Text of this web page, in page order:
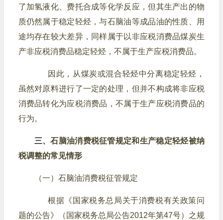
了加氢液化、费托合成等化学反应，但其生产出的物
质仍然属于稳定轻烃，与石脑油等成品油的性质、用
途均存在较大差异，同样属于以非应税消费品煤炭生
产非应税消费品稳定轻烃，不属于生产应税消费品。
因此，从煤炭或混合轻烃中分离稳定轻烃，
虽然对原料进行了一定的处理，但并不构成将非应税
消费品转化为应税消费品，不属于生产应税消费品的
行为。
三、石脑油消费税征管规定和生产稳定轻烃被纳
税调整的常见情形
（一）石脑油消费税征管规定
根据《国家税务总局关于消费税有关政策问
题的公告》（国家税务总局公告2012年第47号）之规